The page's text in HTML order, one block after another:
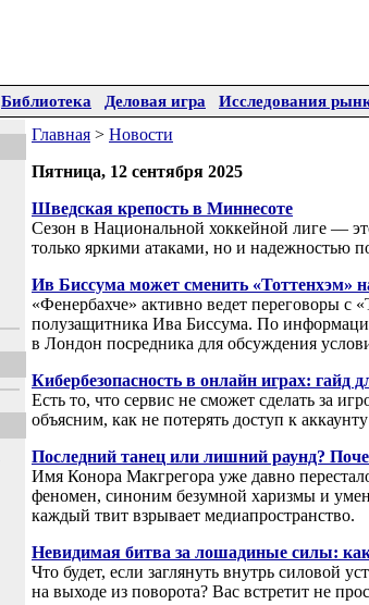
Библиотека Деловая игра Исследования
Главная > Новости
Пятница, 12 сентября 2025
Шведская крепость в Миннесоте
Сезон в Национальной хоккейной лиге —
только яркими атаками, но и надежностью
Ив Биссума может сменить «Тоттенхэм»
«Фенербахче» активно ведет переговоры с
полузащитника Ива Биссума. По
в Лондон посредника для обсуждения
Кибербезопасность в онлайн играх: гайд
Есть то, что сервис не сможет сделать за
объясним, как не потерять доступ к
Последний танец или лишний раунд?
Имя Конора Макгрегора уже давно
феномен, синоним безумной харизмы и
каждый твит взрывает медиапространство.
Невидимая битва за лошадиные силы:
Что будет, если заглянуть внутрь силовой
на выходе из поворота? Вас встретит не